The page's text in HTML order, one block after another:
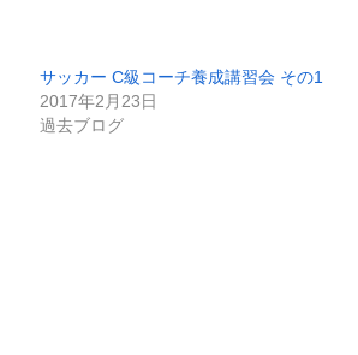
サッカー C級コーチ養成講習会 その1
2017年2月23日
過去ブログ